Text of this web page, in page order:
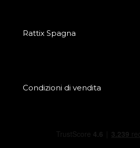
Rattix Spagna
Condizioni di vendita